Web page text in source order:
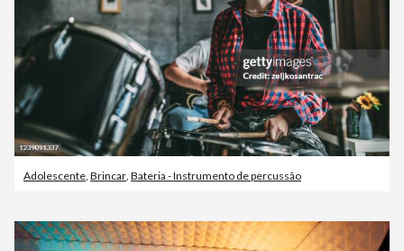
Adolescente Brincar Bateria - Instrumento de percussão